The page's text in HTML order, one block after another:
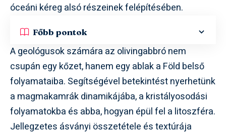
óceáni kéreg alsó részeinek felépítésében.
Főbb pontok
A geológusok számára az olivingabbró nem
csupán egy kőzet, hanem egy ablak a Föld belső
folyamataiba. Segítségével betekintést nyerhetünk
a magmakamrák dinamikájába, a kristályosodási
folyamatokba és abba, hogyan épül fel a litoszféra.
Jellegzetes ásványi összetétele és textúrája